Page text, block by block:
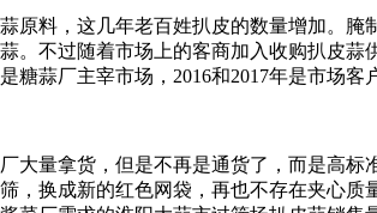
原料，这几年老百姓扒皮的数量增加。
。不过随着市场上的客商加入收购扒皮
糖蒜厂主宰市场，2016和2017年是市场
大量拿货，但是不再是通货了，而是高
，换成新的红色网袋，再也不存在夹心